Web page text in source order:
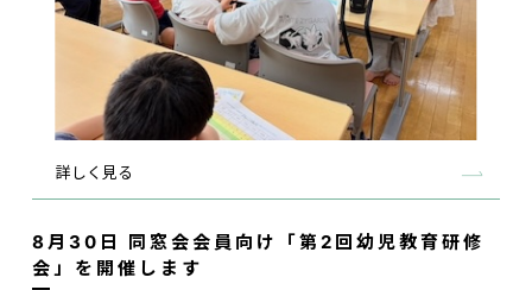
詳しく見る
8月30日 同窓会会員向け「第2回幼児教育研修
会」を開催します